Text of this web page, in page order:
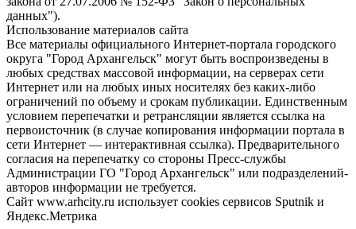
данных").
Использование материалов сайта
Все материалы официального Интернет-портала городского
округа "Город Архангельск" могут быть воспроизведены в
любых средствах массовой информации, на серверах сети
Интернет или на любых иных носителях без каких-либо
ограничений по объему и срокам публикации. Единственным
условием перепечатки и ретрансляции является ссылка на
первоисточник (в случае копирования информации портала в
сети Интернет — интерактивная ссылка). Предварительного
согласия на перепечатку со стороны Пресс-службы
Администрации ГО "Город Архангельск" или подразделений-
авторов информации не требуется.
Сайт www.arhcity.ru использует cookies сервисов Sputnik и
Яндекс.Метрика